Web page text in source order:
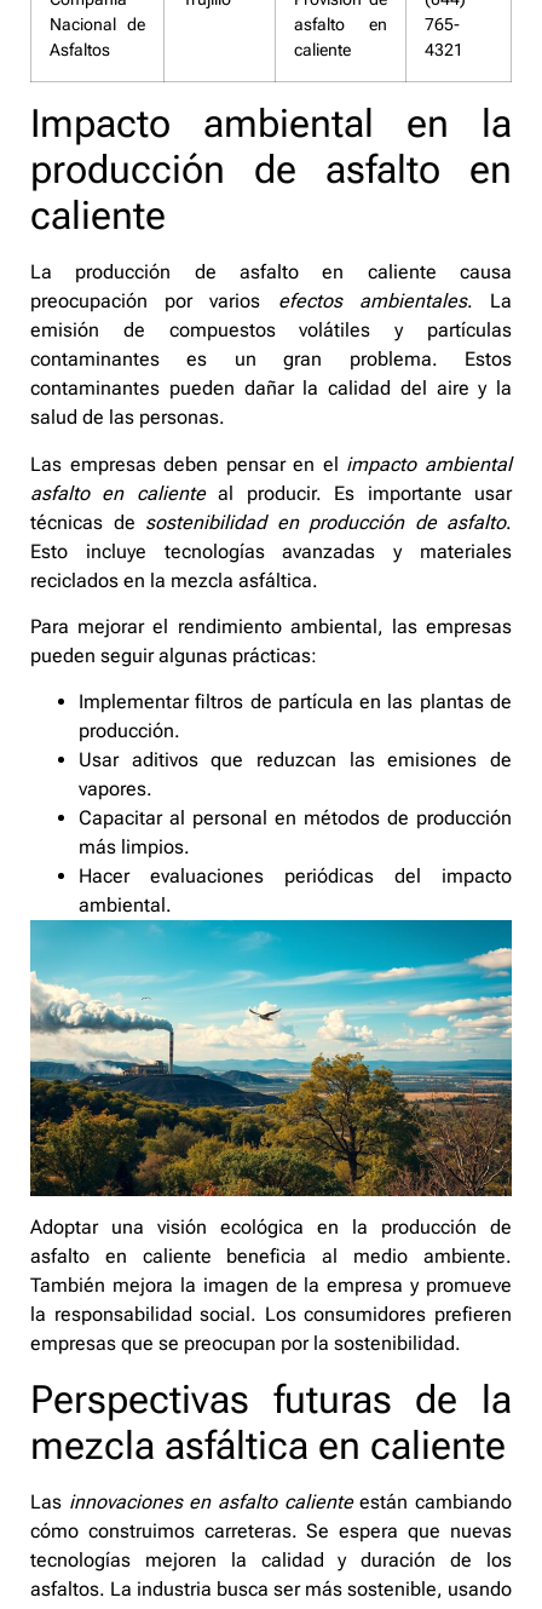
Nacional de
Asfaltos
asfalto en
caliente
765-
4321
Impacto ambiental en la
producción de asfalto en
caliente
La producción de asfalto en caliente causa
preocupación por varios efectos ambientales. La
emisión de compuestos volátiles y partículas
contaminantes es un gran problema. Estos
contaminantes pueden dañar la calidad del aire y la
salud de las personas.
Las empresas deben pensar en el impacto ambiental
asfalto en calienteal producir. Es importante usar
técnicas de sostenibilidad en producción de asfalto.
Esto incluye tecnologías avanzadas y materiales
reciclados en la mezcla asfáltica.
Para mejorar el rendimiento ambiental, las empresas
pueden seguir algunas prácticas:
Implementar filtros de partícula en las plantas de
producción.
Usar aditivos que reduzcan las emisiones de
vapores.
Capacitar al personal en métodos de producción
más limpios.
Hacer evaluaciones periódicas del impacto
ambiental.
Adoptar una visión ecológica en la producción de
asfalto en caliente beneficia al medio ambiente.
También mejora la imagen de la empresa y promueve
la responsabilidad social. Los consumidores prefieren
empresas que se preocupan por la sostenibilidad.
Perspectivas futuras de la
mezcla asfáltica en caliente
Las innovaciones en asfalto calienteestán cambiando
cómo construimos carreteras. Se espera que nuevas
tecnologías mejoren la calidad y duración de los
asfaltos. La industria busca ser más sostenible, usando